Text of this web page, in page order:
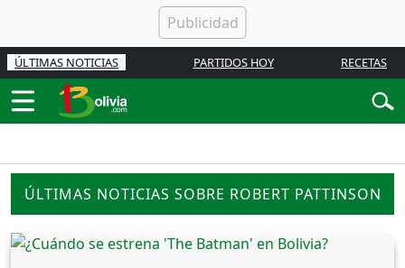
ÚLTIMAS NOTICIAS PARTIDOS HOY RECETAS
ÚLTIMAS NOTICIAS SOBRE ROBERT PATTINSON